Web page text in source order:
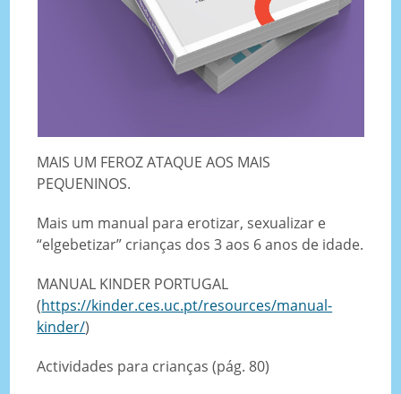
MAIS UM FEROZ ATAQUE AOS MAIS
PEQUENINOS.
Mais um manual para erotizar, sexualizar e
“elgebetizar” crianças dos 3 aos 6 anos de idade.
MANUAL KINDER PORTUGAL
(https://kinder.ces.uc.pt/resources/manual-
kinder/)
Actividades para crianças (pág. 80)